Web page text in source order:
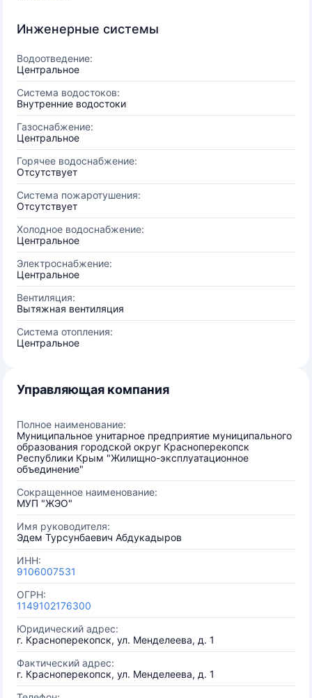
Инженерные системы
Водоотведение:
Центральное
Система водостоков:
Внутренние водостоки
Газоснабжение:
Центральное
Горячее водоснабжение:
Отсутствует
Система пожаротушения:
Отсутствует
Холодное водоснабжение:
Центральное
Электроснабжение:
Центральное
Вентиляция:
Вытяжная вентиляция
Система отопления:
Центральное
Управляющая компания
Полное наименование:
Муниципальное унитарное предприятие муниципального
образования городской округ Красноперекопск
Республики Крым "Жилищно-эксплуатационное
объединение"
Сокращенное наименование:
МУП "ЖЭО"
Имя руководителя:
Эдем Турсунбаевич Абдукадыров
ИНН:
9106007531
ОГРН:
1149102176300
Юридический адрес:
г. Красноперекопск, ул. Менделеева, д. 1
Фактический адрес:
г. Красноперекопск, ул. Менделеева, д. 1